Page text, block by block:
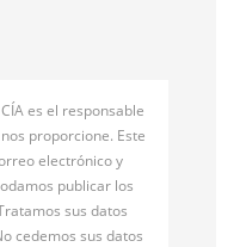
CÍA es el responsable
proporcione. Este
electrónico y
publicar los
sus datos
cedemos sus datos